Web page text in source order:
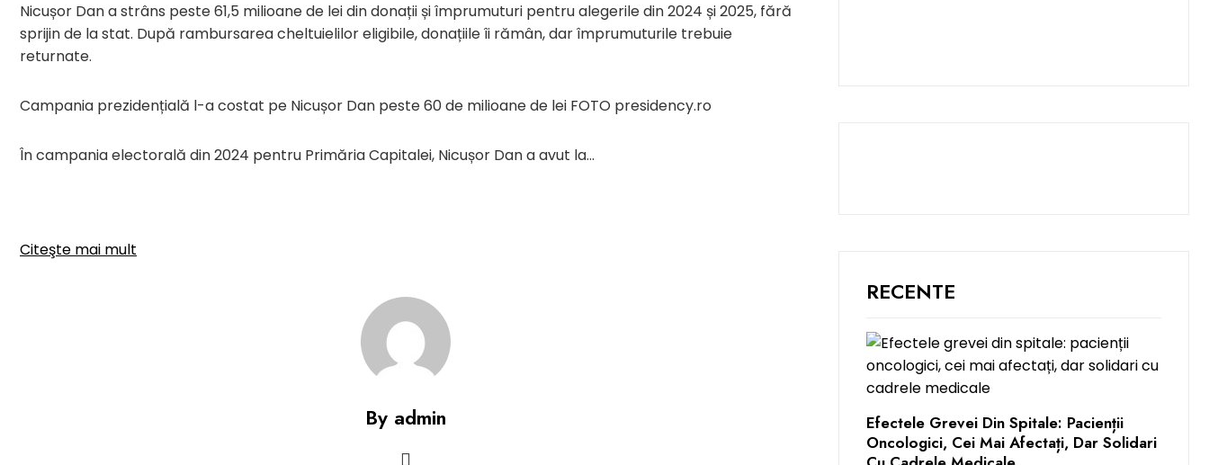
Nicușor Dan a strâns peste 61,5 milioane de lei din donații și împrumuturi pentru alegerile din 2024 și 2025, fără
sprijin de la stat. După rambursarea cheltuielilor eligibile, donațiile îi rămân, dar împrumuturile trebuie
returnate.
Campania prezidențială l-a costat pe Nicușor Dan peste 60 de milioane de lei FOTO presidency.ro
În campania electorală din 2024 pentru Primăria Capitalei, Nicușor Dan a avut la…
Citeşte mai mult
By admin
RECENTE
Efectele Grevei Din Spitale: Pacienții
Oncologici, Cei Mai Afectați, Dar Solidari